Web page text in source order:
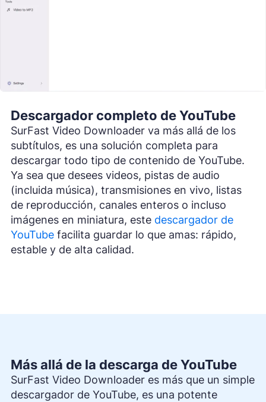
Descargador completo de YouTube
SurFast Video Downloader va más allá de los
subtítulos, es una solución completa para
descargar todo tipo de contenido de YouTube.
Ya sea que desees videos, pistas de audio
(incluida música), transmisiones en vivo, listas
de reproducción, canales enteros o incluso
imágenes en miniatura, este descargador de
YouTube facilita guardar lo que amas: rápido,
estable y de alta calidad.
Más allá de la descarga de YouTube
SurFast Video Downloader es más que un simple
descargador de YouTube, es una potente